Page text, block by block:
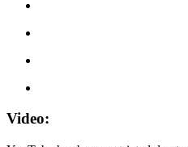
Video: